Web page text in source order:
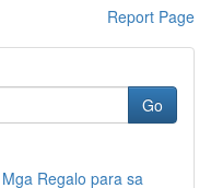
Report Page
Go
Regalo para sa